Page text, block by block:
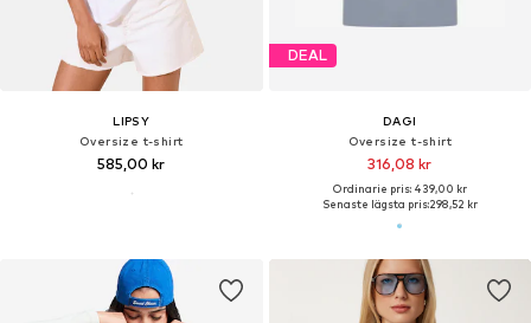
LIPSY
Oversize t-shirt
585,00 kr
DEAL
DAGI
Oversize t-shirt
316,08 kr
Ordinarie pris: 439,00 kr
Senaste lägsta pris:298,52 kr